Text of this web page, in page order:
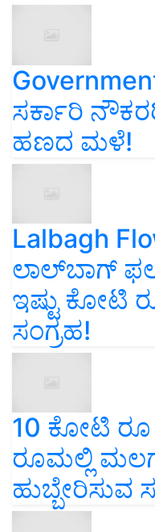
ಸರ್ಕಾರಿ
ಹಣದ ಮಳೆ!
Lalbagh
ಲಾಲ್‌ಬಾಗ್
ಇಷ್ಟು ಕೋಟಿ
ಸಂಗ್ರಹ!
10 ಕೋಟಿ
ರೂಮಲ್ಲಿ
ಹುಬ್ಬೇರಿಸುವ